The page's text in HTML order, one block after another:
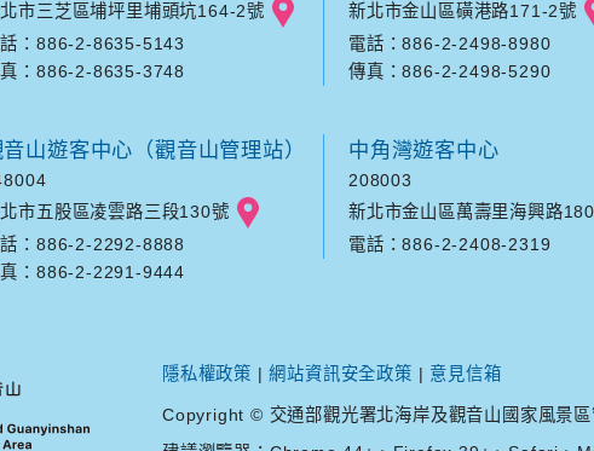
市三芝區埔坪里埔頭坑164-2號
：886-2-8635-5143
：886-2-8635-3748
新北市金山區磺港路171-2號
電話：886-2-2498-8980
傳真：886-2-2498-5290
山遊客中心（觀音山管理站）
市五股區凌雲路三段130號
：886-2-2292-8888
：886-2-2291-9444
中角灣遊客中心
208003
新北市金山區萬壽里海興路
電話：886-2-2408-2319
隱私權政策 |網站資訊安全政策 | 意見信箱
Copyright © 交通部觀光署北海岸及觀音山國家風景